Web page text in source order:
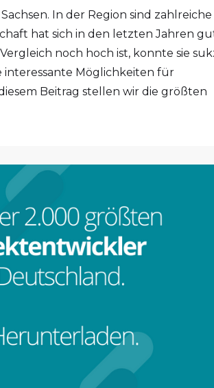
In der Region sind zahlreiche
hat sich in den letzten Jahren
noch hoch ist, konnte sie
interessante Möglichkeiten für
Beitrag stellen wir die größten